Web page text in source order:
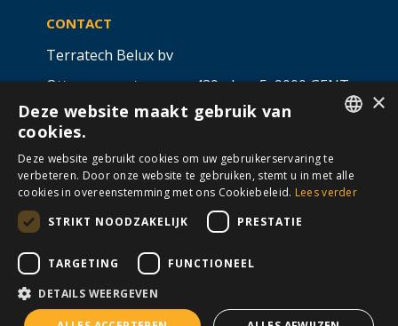
CONTACT
Terratech Belux bv
Ottergemsesteenweg 439 - bus 5,9000 GENT
info@allterra-belux.com+32 9 430 25 30
BE1009.467.122
VOLG ONS OP ​ ​
Algemene voorwaarden Cookies
Disclaimer
FRENCH
×
Deze website maakt gebruik van
cookies.
Deze website gebruikt cookies om uw gebruikerservaring te
verbeteren. Door onze website te gebruiken, stemt u in met alle
cookies in overeenstemming met ons Cookiebeleid. Lees verder
STRIKT NOODZAKELIJK
PRESTATIE
TARGETING FUNCTIONEEL
DETAILS WEERGEVEN